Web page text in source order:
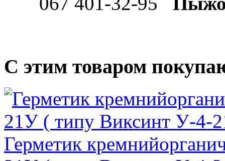
С этим товаром
Герметик